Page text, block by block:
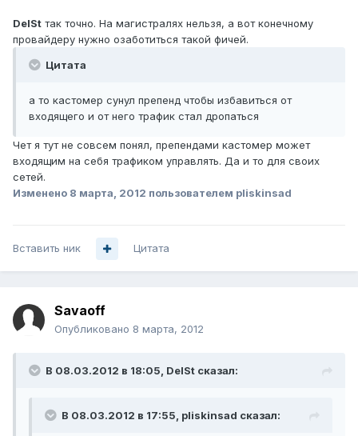
DelSt так точно. На магистралях нельзя, а вот конечному
провайдеру нужно озаботиться такой фичей.
Цитата
а то кастомер сунул препенд чтобы избавиться от
входящего и от него трафик стал дропаться
Чет я тут не совсем понял, препендами кастомер может
входящим на себя трафиком управлять. Да и то для своих
сетей.
Изменено 8 марта, 2012 пользователем pliskinsad
Вставить ник Цитата
Savaoff
Опубликовано 8 марта, 2012
В 08.03.2012 в 18:05, DelSt сказал:
В 08.03.2012 в 17:55, pliskinsad сказал: